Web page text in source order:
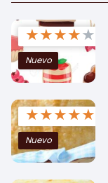
★★★★★
Nuevo
★★★★★
Nuevo